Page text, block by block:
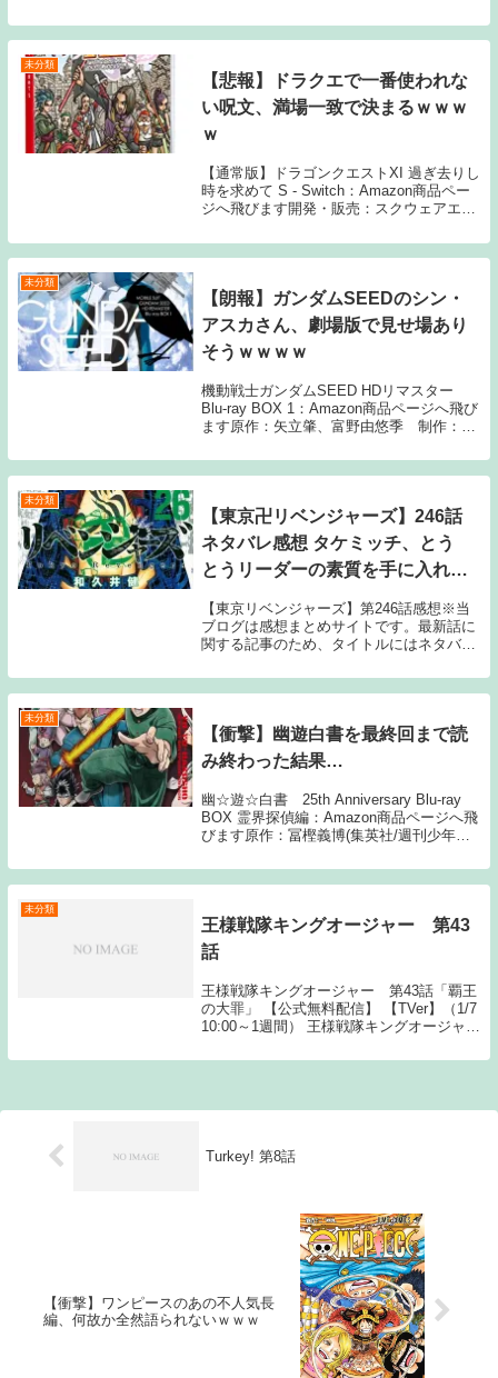
2020/02/17(月) 02 Source: あ...
未分類
【悲報】ドラクエで一番使われな
い呪文、満場一致で決まるｗｗｗ
ｗ
【通常版】ドラゴンクエストXI 過ぎ去りし
時を求めて S - Switch：Amazon商品ペー
ジへ飛びます開発・販売：スクウェアエニ
するこれは満場一致 2: 名無しさん ザメハ
3: 名無しさん ...
未分類
【朗報】ガンダムSEEDのシン・
アスカさん、劇場版で見せ場あり
そうｗｗｗｗ
機動戦士ガンダムSEED HDリマスター
Blu-ray BOX 1：Amazon商品ページへ飛び
ます原作：矢立肇、富野由悠季 制作：サ
号福田インタビュー 僕的に「今回、こいつ
はいいな」...
未分類
【東京卍リベンジャーズ】246話
ネタバレ感想 タケミッチ、とう
とうリーダーの素質を手に入れる
【東京リベンジャーズ】第246話感想※当
ブログは感想まとめサイトです。最新話に
関する記事のため、タイトルにはネタバレ
フ書きおこしやスクリーンショットの画像
等、内容の詳細に触れる情報は一切公開し
未分類
【衝撃】幽遊白書を最終回まで読
み終わった結果…
幽☆遊☆白書 25th Anniversary Blu-ray
BOX 霊界探偵編：Amazon商品ページへ飛
びます原作：冨樫義博(集英社/週刊少年ジ
えろ1: 名無しさん ID:eO5 終盤がつまら
ん...
未分類
王様戦隊キングオージャー 第43
話
王様戦隊キングオージャー 第43話「覇王
の大罪」 【公式無料配信】 【TVer】（1/7
10:00～1週間） 王様戦隊キングオージャー
ージャー 第43話 first appeared on...
Turkey! 第8話
【衝撃】ワンピースのあの不人気長
編、何故か全然語られないｗｗｗ